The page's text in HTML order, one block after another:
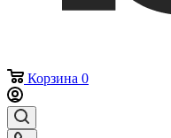
Корзина 0